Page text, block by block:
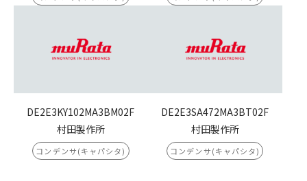
DE2E3KY102MA3BM02F
村田製作所
コンデンサ(キャパシタ)
DE2E3SA472MA3BT02F
村田製作所
コンデンサ(キャパシタ)